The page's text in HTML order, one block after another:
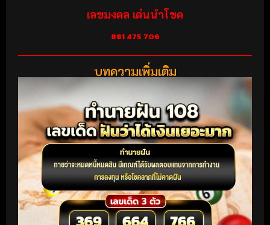
เลขมงคล เด่นนำโชค
881 475 706
บทความเพิ่มเติม